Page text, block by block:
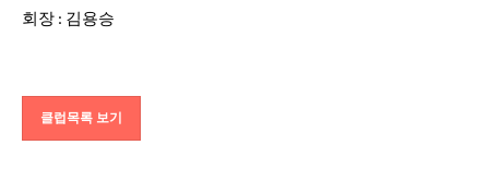
회장 : 김용승
클럽목록 보기